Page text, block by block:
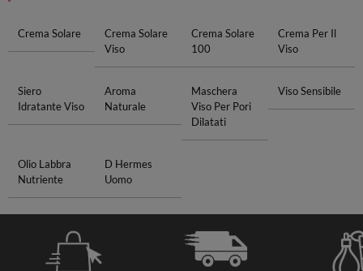
Crema Solare
Crema Solare
Viso
Crema Solare
100
Crema Per Il
Viso
Siero
Idratante Viso
Aroma
Naturale
Maschera
Viso Per Pori
Dilatati
Viso Sensibile
Olio Labbra
Nutriente
D Hermes
Uomo